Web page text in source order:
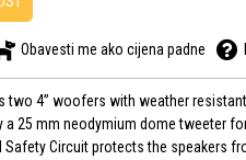
Obavesti me ako cijena padne
two 4” woofers with weather
25 mm neodymium dome tweeter
Safety Circuit protects the speakers